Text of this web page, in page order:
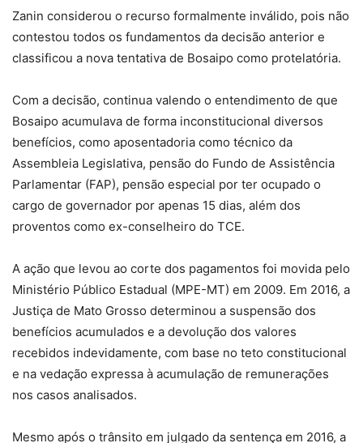
Zanin considerou o recurso formalmente inválido, pois não
contestou todos os fundamentos da decisão anterior e
classificou a nova tentativa de Bosaipo como protelatória.
Com a decisão, continua valendo o entendimento de que
Bosaipo acumulava de forma inconstitucional diversos
benefícios, como aposentadoria como técnico da
Assembleia Legislativa, pensão do Fundo de Assistência
Parlamentar (FAP), pensão especial por ter ocupado o
cargo de governador por apenas 15 dias, além dos
proventos como ex-conselheiro do TCE.
A ação que levou ao corte dos pagamentos foi movida pelo
Ministério Público Estadual (MPE-MT) em 2009. Em 2016, a
Justiça de Mato Grosso determinou a suspensão dos
benefícios acumulados e a devolução dos valores
recebidos indevidamente, com base no teto constitucional
e na vedação expressa à acumulação de remunerações
nos casos analisados.
Mesmo após o trânsito em julgado da sentença em 2016, a